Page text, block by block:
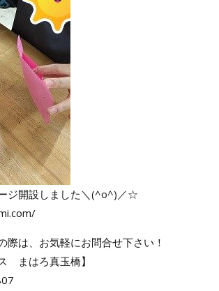
ジ開設しました＼(^o^)／☆
際は、お気軽にお問合せ下さい！
まはろ真玉橋】